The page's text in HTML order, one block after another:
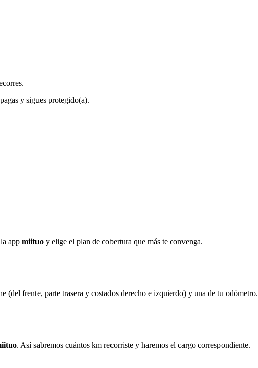
y sigues protegido(a).
app miituo y elige el plan de cobertura que más te convenga.
(del frente, parte trasera y costados derecho e izquierdo) y una de tu odómetro.
. Así sabremos cuántos km recorriste y haremos el cargo correspondiente.